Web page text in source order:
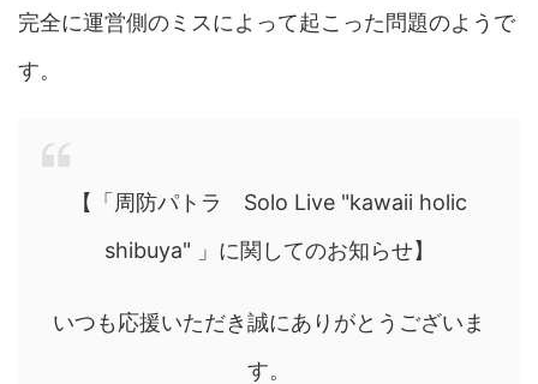
完全に運営側のミスによって起こった問題のようで
す。
【「周防パトラ Solo Live "kawaii holic
shibuya" 」に関してのお知らせ】
いつも応援いただき誠にありがとうございま
す。